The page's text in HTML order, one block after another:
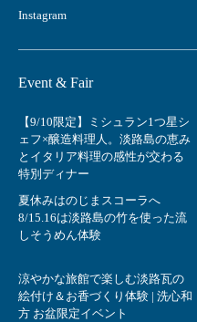
Instagram
Event & Fair
【9/10限定】ミシュラン1つ星シ
ェフ×醸造料理人。淡路島の恵み
とイタリア料理の感性が交わる
特別ディナー
夏休みはのじまスコーラへ
8/15.16は淡路島の竹を使った流
しそうめん体験
涼やかな旅館で楽しむ淡路瓦の
絵付け＆お香づくり体験 | 洗心和
方 お盆限定イベント